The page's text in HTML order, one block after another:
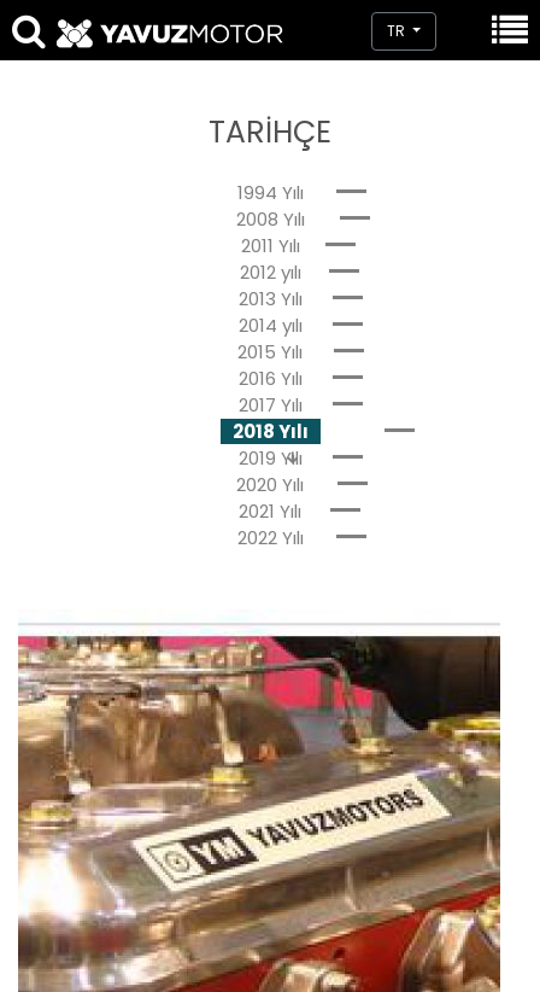
TR
TARIHÇE
1994 Yılı
2008 Yılı
2011 Yılı
2012 yılı
2013 Yılı
2014 yılı
2015 Yılı
2016 Yılı
2017 Yılı
2018 Yılı
2019 Yılı
2020 Yılı
2021 Yılı
2022 Yılı